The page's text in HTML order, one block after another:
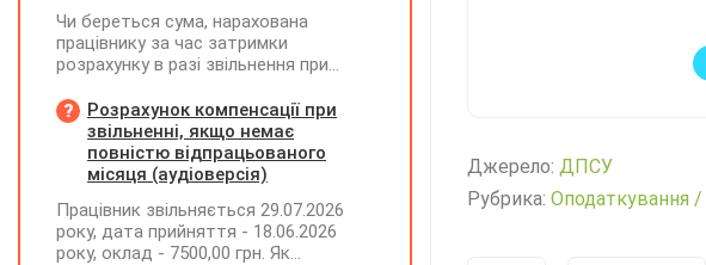
Джерело: ДПСУ
Рубрика: Оподаткування /
Чи береться сума, нарахована
працівнику за час затримки
розрахунку в разі звільнення при
заробітної плати (винагороди), для
розрахунку внеску на підтримку
працевлаштування осіб з
інвалідністю?
Розрахунок компенсації при
звільненні, якщо немає
повністю відпрацьованого
місяця (аудіоверсія)
Працівник звільняється 29.07.2026
року, дата прийняття - 18.06.2026
року, оклад - 7500,00 грн. Як